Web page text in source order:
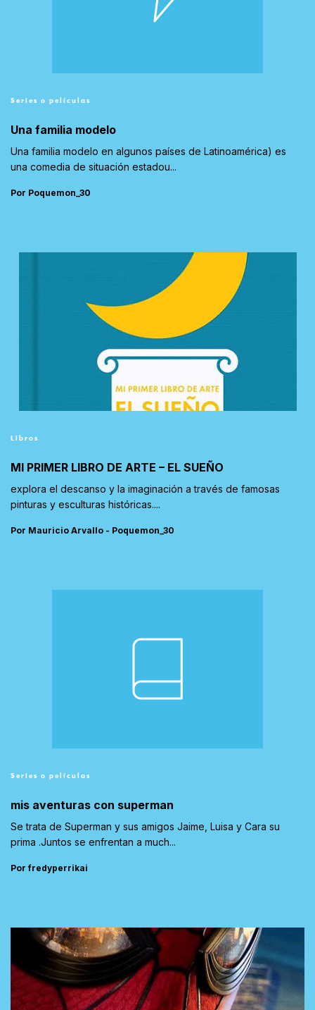
Series o películas
Una familia modelo
Una familia modelo en algunos países de Latinoamérica) es
una comedia de situación estadou...
Por Poquemon_30
Libros
MI PRIMER LIBRO DE ARTE – EL SUEÑO
explora el descanso y la imaginación a través de famosas
pinturas y esculturas históricas....
Por Mauricio Arvallo - Poquemon_30
Series o películas
mis aventuras con superman
Se trata de Superman y sus amigos Jaime, Luisa y Cara su
prima .Juntos se enfrentan a much...
Por fredyperrikai